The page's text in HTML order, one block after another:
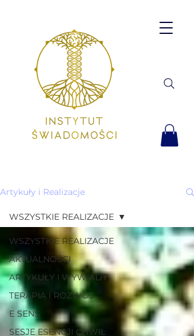
Artykuły i Realizacje
WSZYSTKIE REALIZACJE
AKTUALNOŚCI
ARTYKUŁY I WYWIADY
TERAPIA I ROZWÓJ
E SENS
SESJE ESENCJI CHWIL
WSZYSTKIE REALIZACJE